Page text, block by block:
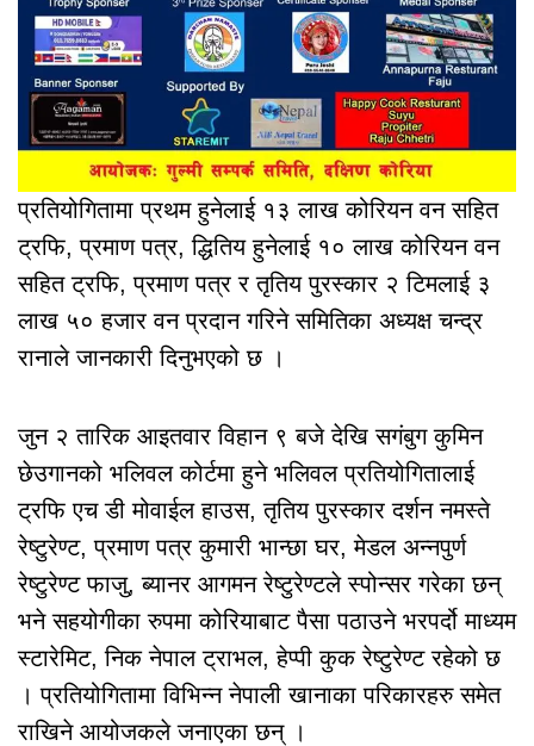
प्रतियोगितामा प्रथम हुनेलाई १३ लाख कोरियन वन सहित
ट्रफि, प्रमाण पत्र, द्धितिय हुनेलाई १० लाख कोरियन वन
सहित ट्रफि, प्रमाण पत्र र तृतिय पुरस्कार २ टिमलाई ३
लाख ५० हजार वन प्रदान गरिने समितिका अध्यक्ष चन्द्र
रानाले जानकारी दिनुभएको छ ।
जुन २ तारिक आइतवार विहान ९ बजे देखि सगंबुग कुमिन
छेउगानको भलिवल कोर्टमा हुने भलिवल प्रतियोगितालाई
ट्रफि एच डी मोवाईल हाउस, तृतिय पुरस्कार दर्शन नमस्ते
रेष्टुरेण्ट, प्रमाण पत्र कुमारी भान्छा घर, मेडल अन्नपुर्ण
रेष्टुरेण्ट फाजु, ब्यानर आगमन रेष्टुरेण्टले स्पोन्सर गरेका छन्
भने सहयोगीका रुपमा कोरियाबाट पैसा पठाउने भरपर्दो माध्यम
स्टारेमिट, निक नेपाल ट्राभल, हेप्पी कुक रेष्टुरेण्ट रहेको छ
। प्रतियोगितामा विभिन्न नेपाली खानाका परिकारहरु समेत
राखिने आयोजकले जनाएका छन् ।